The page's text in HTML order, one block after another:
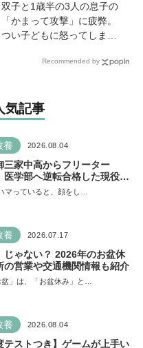
双子と1歳半の3人の息子の
「かまって攻撃」に疲弊。
つい子どもに怒ってしまい
先生の子育てお悩み相談
Recommended by
気記事
養 2026.08.04
三家中高からフリーター
学部へ逆転合格した現役医
の経験が受験勉強に役立っ
マっていると、顔をし…
養 2026.07.17
じゃない？ 2026年のお盆休
の営業や交通機関情報も紹介
」は、「お盆休み」と…
養 2026.08.04
テストつき】ゲームが上手い